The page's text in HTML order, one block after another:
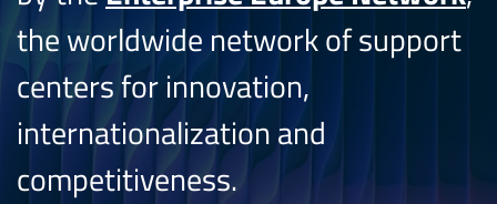
the worldwide network of support
centers for innovation,
internationalization and
competitiveness.